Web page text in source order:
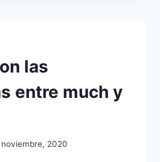
las
entre much y
noviembre, 2020